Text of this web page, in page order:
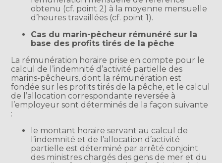
obtenu (cf. point 2) à la moyenne mensuelle
d’heures travaillées (cf. point 1).
Cas du marin-pêcheur rémunéré sur la
base des profits tirés de la pêche
La rémunération horaire prise en compte pour le
calcul de l’indemnité d’activité partielle des
marins-pêcheurs, dont la rémunération est
fondée sur les profits tirés de la pêche, et le calcul
de l’allocation correspondante reversée à
l’employeur sont déterminés de la façon suivante
:
le montant horaire servant au calcul de
l’indemnité et de l’allocation d’activité
partielle est déterminé par arrêté conjoint
des ministres chargés des gens de mer et du